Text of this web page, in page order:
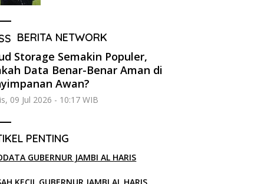
BERITA NETWORK
Storage Semakin Populer,
Data Benar-Benar Aman di
Awan?
09 Jul 2026 - 10:17 WIB
PENTING
GUBERNUR JAMBI AL HARIS